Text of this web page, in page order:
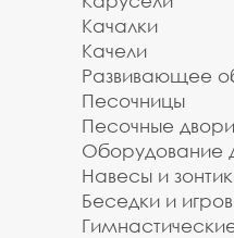
Качалки
Качели
Развивающее
Песочницы
Песочные
Оборудование
Навесы и
Беседки и